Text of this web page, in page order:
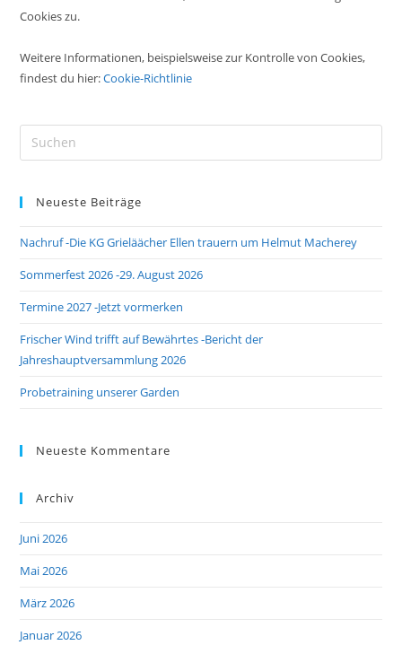
Cookies zu.
Weitere Informationen, beispielsweise zur Kontrolle von Cookies,
findest du hier:Cookie-Richtlinie
Neueste Beiträge
Nachruf -Die KG Grieläächer Ellen trauern um Helmut Macherey
Sommerfest 2026 -29. August 2026
Termine 2027 -Jetzt vormerken
Frischer Wind trifft auf Bewährtes -Bericht der
Jahreshauptversammlung 2026
Probetraining unserer Garden
Neueste Kommentare
Archiv
Juni 2026
Mai 2026
März 2026
Januar 2026